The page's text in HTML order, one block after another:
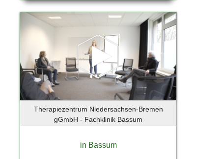
Therapiezentrum Niedersachsen-Bremen
gGmbH - Fachklinik Bassum
in Bassum